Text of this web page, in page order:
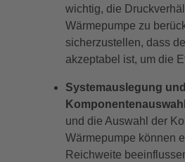
wichtig, die
Wärmepumpe zu
sicherzustellen, dass
akzeptabel ist, um die
Systemauslegung und
und die Auswahl der
Wärmepumpe können
Reichweite